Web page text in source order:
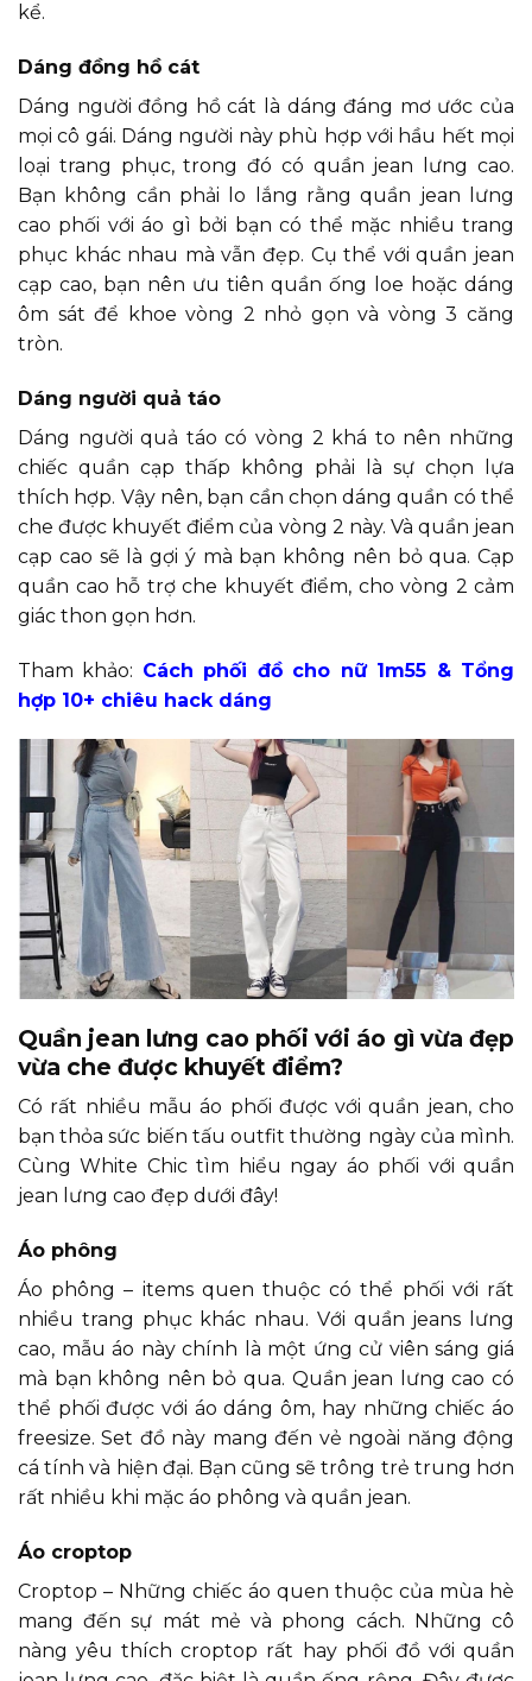
kể.
Dáng đồng hồ cát
Dáng người đồng hồ cát là dáng đáng mơ ước của
mọi cô gái. Dáng người này phù hợp với hầu hết mọi
loại trang phục, trong đó có quần jean lưng cao.
Bạn không cần phải lo lắng rằng quần jean lưng
cao phối với áo gì bởi bạn có thể mặc nhiều trang
phục khác nhau mà vẫn đẹp. Cụ thể với quần jean
cạp cao, bạn nên ưu tiên quần ống loe hoặc dáng
ôm sát để khoe vòng 2 nhỏ gọn và vòng 3 căng
tròn.
Dáng người quả táo
Dáng người quả táo có vòng 2 khá to nên những
chiếc quần cạp thấp không phải là sự chọn lựa
thích hợp. Vậy nên, bạn cần chọn dáng quần có thể
che được khuyết điểm của vòng 2 này. Và quần jean
cạp cao sẽ là gợi ý mà bạn không nên bỏ qua. Cạp
quần cao hỗ trợ che khuyết điểm, cho vòng 2 cảm
giác thon gọn hơn.
Tham khảo: Cách phối đồ cho nữ 1m55 & Tổng
hợp 10+ chiêu hack dáng
Quần jean lưng cao phối với áo gì vừa đẹp
vừa che được khuyết điểm?
Có rất nhiều mẫu áo phối được với quần jean, cho
bạn thỏa sức biến tấu outfit thường ngày của mình.
Cùng White Chic tìm hiểu ngay áo phối với quần
jean lưng cao đẹp dưới đây!
Áo phông
Áo phông – items quen thuộc có thể phối với rất
nhiều trang phục khác nhau. Với quần jeans lưng
cao, mẫu áo này chính là một ứng cử viên sáng giá
mà bạn không nên bỏ qua. Quần jean lưng cao có
thể phối được với áo dáng ôm, hay những chiếc áo
freesize. Set đồ này mang đến vẻ ngoài năng động
cá tính và hiện đại. Bạn cũng sẽ trông trẻ trung hơn
rất nhiều khi mặc áo phông và quần jean.
Áo croptop
Croptop – Những chiếc áo quen thuộc của mùa hè
mang đến sự mát mẻ và phong cách. Những cô
nàng yêu thích croptop rất hay phối đồ với quần